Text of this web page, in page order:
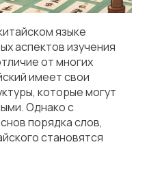
языке
аспектов изучения
от многих
имеет свои
которые могут
Однако с
порядка слов,
становятся